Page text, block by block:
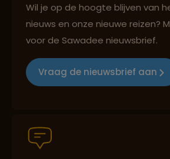
Groepsreizen mét indivuele
Wil je op de hoogte blijven van
nieuws en onze nieuwe reizen?
voor de Sawadee nieuwsbrief.
Vraag de nieuwsbrief aan